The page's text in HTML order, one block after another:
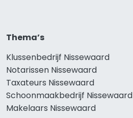
Thema’s
Klussenbedrijf Nissewaard
Notarissen Nissewaard
Taxateurs Nissewaard
Schoonmaakbedrijf Nissewaard
Makelaars Nissewaard